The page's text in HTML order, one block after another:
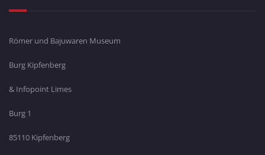
Römer und Bajuwaren Museum
Burg Kipfenberg
& Infopoint Limes
Burg 1
85110 Kipfenberg